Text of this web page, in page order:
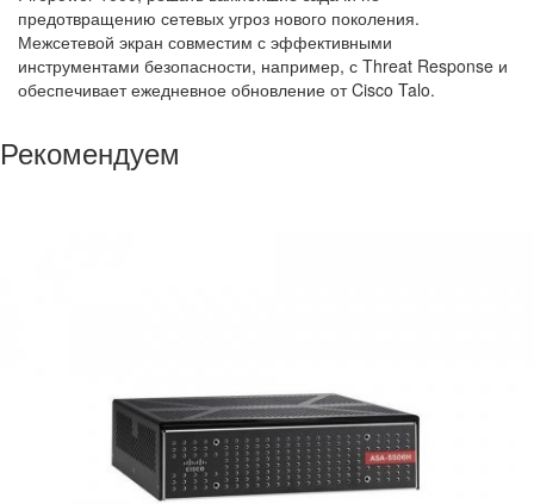
предотвращению сетевых угроз нового поколения.
Межсетевой экран совместим с эффективными
инструментами безопасности, например, с Threat Response и
обеспечивает ежедневное обновление от Cisco Talo.
Рекомендуем